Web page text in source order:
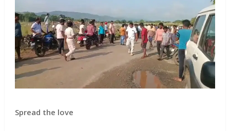
Spread the love